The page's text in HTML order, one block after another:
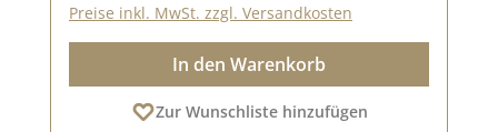
Preise inkl. MwSt. zzgl. Versandkosten
In den Warenkorb
Zur Wunschliste hinzufügen